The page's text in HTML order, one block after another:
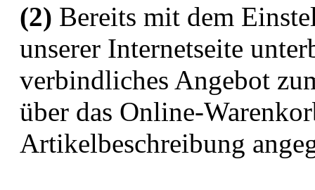
(2) Bereits mit dem
unserer Internetseite
verbindliches Angebot
über das Online-
Artikelbeschreibung